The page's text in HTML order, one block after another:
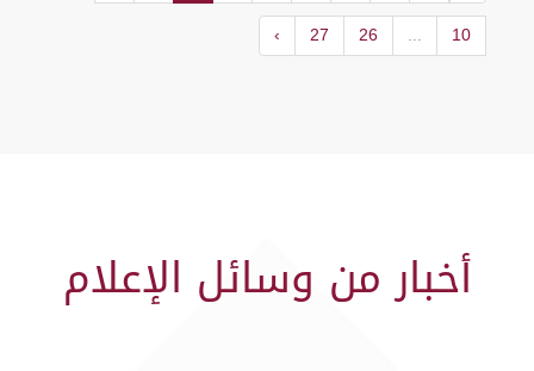
10
...
26
27
›
أخبار من وسائل الإعلام